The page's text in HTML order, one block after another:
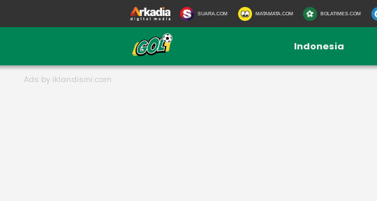
SUARA.COM MATAMATA.COM BOLATIMES.COM
Indonesia